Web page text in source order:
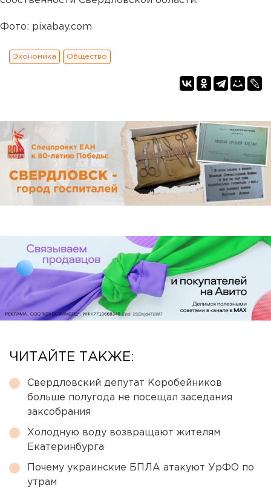
Фото: pixabay.com
Экономика Общество
ЧИТАЙТЕ ТАКЖЕ:
Свердловский депутат Коробейников
больше полугода не посещал заседания
заксобрания
Холодную воду возвращают жителям
Екатеринбурга
Почему украинские БПЛА атакуют УрФО по
утрам